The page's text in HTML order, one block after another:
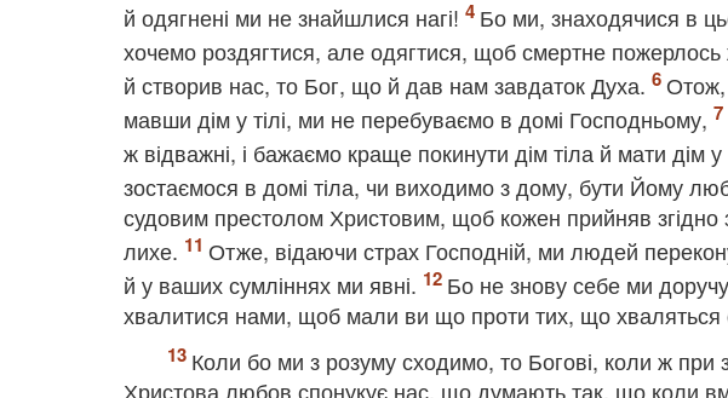
й одягнені ми не знайшлися нагі!
Бо ми, знаходячися в
хочемо роздягтися, але одягтися, щоб смертне пожерлось
й створив нас, то Бог, що й дав нам завдаток Духа.
Отож,
мавши дім у тілі, ми не перебуваємо в домі Господньому,
ж відважні, і бажаємо краще покинути дім тіла й мати дім
зостаємося в домі тіла, чи виходимо з дому, бути Йому
судовим престолом Христовим, щоб кожен прийняв згідно
лихе.
Отже, відаючи страх Господній, ми людей
й у ваших сумліннях ми явні.
Бо не знову себе ми
хвалитися нами, щоб мали ви що проти тих, що
Коли бо ми з розуму сходимо, то Богові, коли ж при
Христова любов спонукує нас, що думають так, що коли